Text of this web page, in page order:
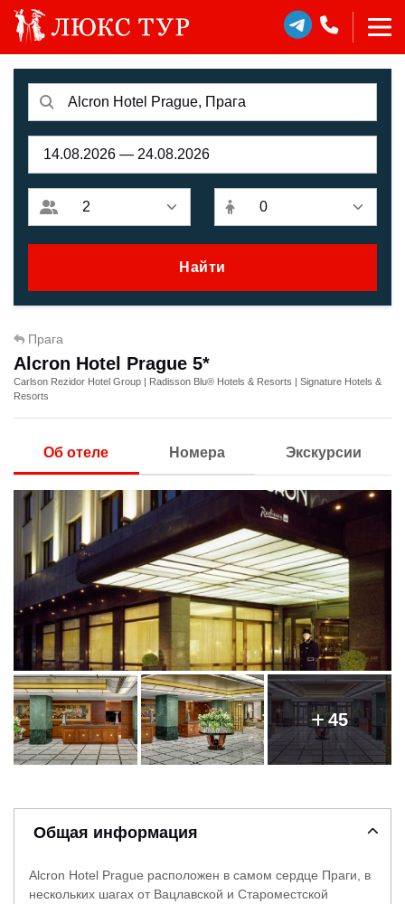
Найти
Прага
Alcron Hotel Prague 5*
Carlson Rezidor Hotel Group | Radisson Blu® Hotels & Resorts | Signature Hotels &
Resorts
Об отеле Номера Экскурсии
45
Общая информация
Alcron Hotel Prague расположен в самом сердце Праги, в
нескольких шагах от Вацлавской и Староместской